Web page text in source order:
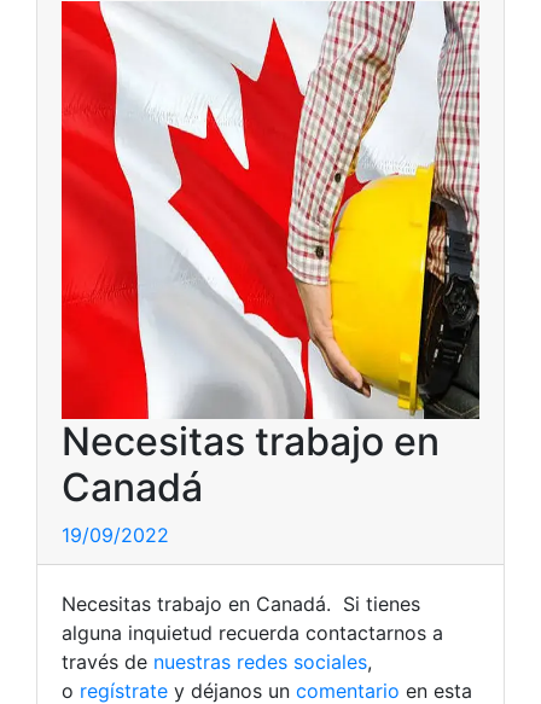
Necesitas trabajo en
Canadá
19/09/2022
Necesitas trabajo en Canadá. Si tienes
alguna inquietud recuerda contactarnos a
través de nuestras redes sociales,
o regístrate y déjanos un comentario en esta